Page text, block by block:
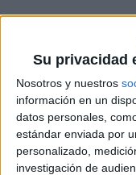
Su privacidad
Nosotros y nuestros
información en un
datos personales,
estándar enviada por
personalizado,
investigación de